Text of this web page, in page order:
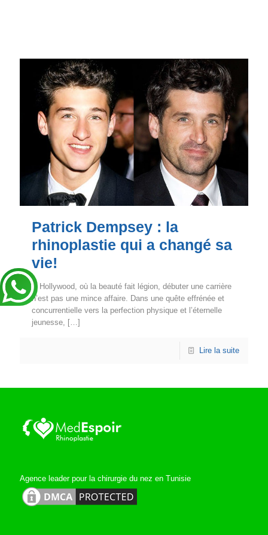
Patrick Dempsey : la
rhinoplastie qui a changé sa
vie!
À Hollywood, où la beauté fait légion, débuter une carrière
n’est pas une mince affaire. Dans une quête effrénée et
concurrentielle vers la perfection physique et l’éternelle
jeunesse,
[…]
Lire la suite
Agence leader pour la chirurgie du nez en Tunisie